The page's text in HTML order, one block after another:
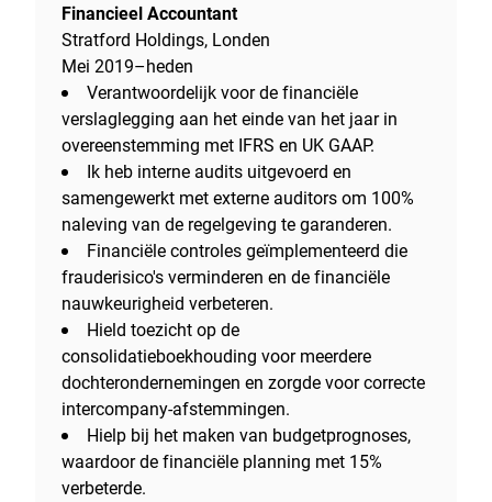
Financieel Accountant
Stratford Holdings, Londen
Mei 2019–heden
Verantwoordelijk voor de financiële
verslaglegging aan het einde van het jaar in
overeenstemming met IFRS en UK GAAP.
Ik heb interne audits uitgevoerd en
samengewerkt met externe auditors om 100%
naleving van de regelgeving te garanderen.
Financiële controles geïmplementeerd die
frauderisico's verminderen en de financiële
nauwkeurigheid verbeteren.
Hield toezicht op de
consolidatieboekhouding voor meerdere
dochterondernemingen en zorgde voor correcte
intercompany-afstemmingen.
Hielp bij het maken van budgetprognoses,
waardoor de financiële planning met 15%
verbeterde.